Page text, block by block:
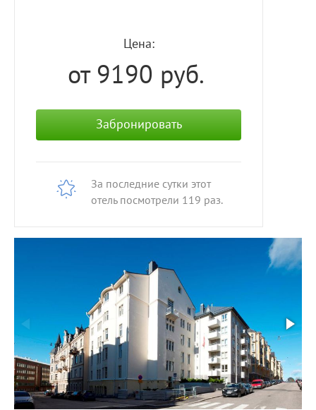
Цена:
от 9190 руб.
Забронировать
За последние сутки этот
отель посмотрели 119 раз.